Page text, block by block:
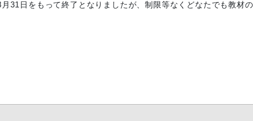
日をもって終了となりましたが、制限等なくどなたでも教材の